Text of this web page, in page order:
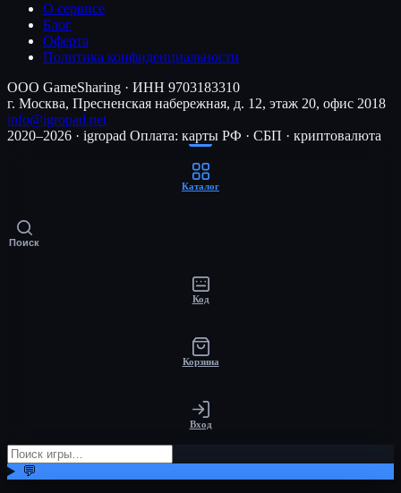
О сервисе
Блог
Оферта
Политика конфиденциальности
ООО GameSharing · ИНН 9703183310
г. Москва, Пресненская набережная, д. 12, этаж 20, офис 2018
info@igropad.net
2020–2026 · igropad Оплата: карты РФ · СБП · криптовалюта
Каталог
Поиск
Код
Корзина
Вход
💬